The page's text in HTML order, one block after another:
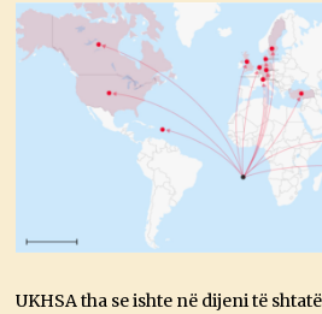
UKHSA tha se ishte në dijeni të